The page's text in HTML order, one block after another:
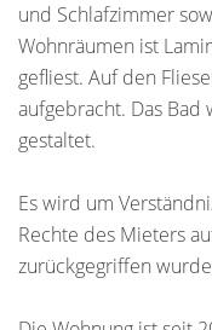
und Schlafzimmer
Wohnräumen ist
gefliest. Auf den
aufgebracht. Das
gestaltet.
Es wird um
Rechte des Mieters
zurückgegriffen